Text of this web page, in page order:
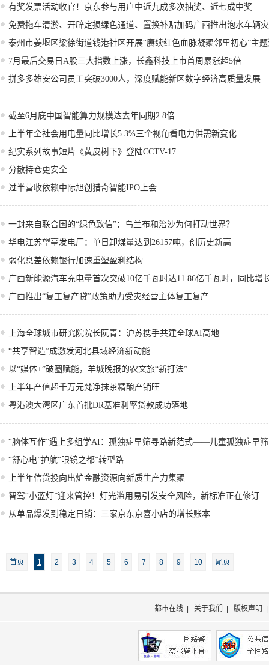
有奖发票活动收官！京东参与用户中近九成多次抽奖、近七成中奖
免费拖车清淤、开辟定损绿色通道、置换补贴加码广西推出泡水车辆
泰州市姜堰区梁徐街道钱港社区开展“赓续红色血脉凝聚邻里初心”主
7月最后交易日A股三大指数上涨，长鑫科技上市首周累涨超5倍
拼多多雄安公司员工突破3000人，深度赋能新区数字经济高质量发展
截至6月底中国智能算力规模达去年同期2.8倍
上半年全社会用电量同比增长5.3%三个视角看电力供需新变化
纪实系列故事短片《黄皮树下》登陆CCTV-17
分散持仓更安全
过半营收依赖中际旭创猎奇智能IPO上会
一封来自联合国的“绿色致信”：乌兰布和治沙为何打动世界？
华电江苏望亭发电厂：单日卸煤量达到26157吨，创历史新高
弱化息差依赖银行加速重塑盈利结构
广西新能源汽车充电量首次突破10亿千瓦时达11.86亿千瓦时，同比增
广西推出“复工复产贷”政策助力受灾经营主体复工复产
上海全球城市研究院院长阮青：沪苏携手共建全球AI高地
“共享智造”成激发河北县域经济新动能
以“媒体+”破圈赋能，羊城晚报的农文旅“新打法”
上半年产值超千万元梵净抹茶精酿产销旺
粤港澳大湾区广东首批DR基准利率贷款成功落地
“脑体互作”遇上多组学AI：孤独症早筛寻路新范式——儿童孤独症早
“舒心电”护航“眼镜之都”转型路
上半年信贷投向出炉金融资源向新质生产力集聚
智驾“小蓝灯”迎来管控！灯光滥用易引发安全风险，新标准正在修订
从单品爆发到稳定日销：三家京东京喜小店的增长账本
首页 1 2 3 4 5 6 7 8 9 10 尾页
都市在线 关于我们 版权声明